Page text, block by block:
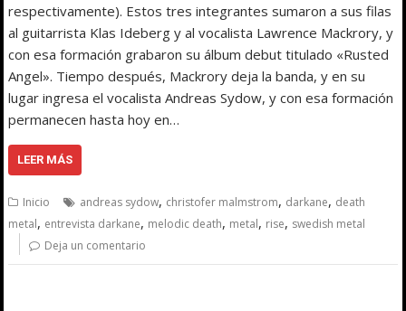
respectivamente). Estos tres integrantes sumaron a sus filas
al guitarrista Klas Ideberg y al vocalista Lawrence Mackrory, y
con esa formación grabaron su álbum debut titulado «Rusted
Angel». Tiempo después, Mackrory deja la banda, y en su
lugar ingresa el vocalista Andreas Sydow, y con esa formación
permanecen hasta hoy en…
LEER MÁS
Inicio andreas sydow, christofer malmstrom, darkane, death
metal, entrevista darkane, melodic death, metal, rise, swedish metal
Deja un comentario